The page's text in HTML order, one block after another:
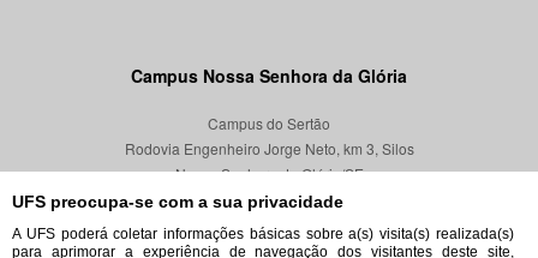
UFS preocupa-se com a sua privacidade
A UFS poderá coletar informações básicas sobre a(s) visita(s) realizada(s)
para aprimorar a experiência de navegação dos visitantes deste site,
Campus Nossa Senhora da Glória
Campus do Sertão
Rodovia Engenheiro Jorge Neto, km 3, Silos
Nossa Senhora da Glória/SE
CEP 49680-000
Localização